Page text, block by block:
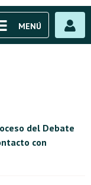
MENÚ
del Debate
con